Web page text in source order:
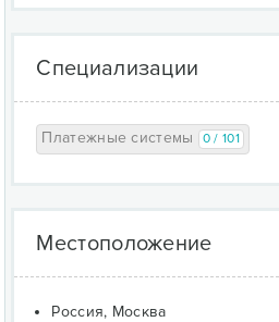
Специализации
Платежные системы 0 / 101
Местоположение
Россия, Москва